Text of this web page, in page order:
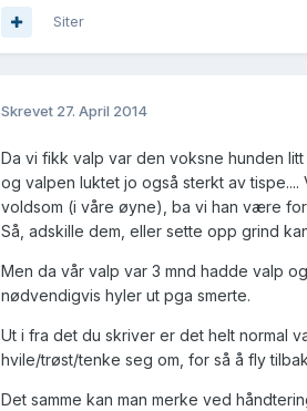
Siter
Skrevet 27. April 2014
Da vi fikk valp var den voksne hunden
og valpen luktet jo også sterkt av
voldsom (i våre øyne), ba vi han være
Så, adskille dem, eller sette opp grind
Men da vår valp var 3 mnd hadde valp
nødvendigvis hyler ut pga smerte.
Ut i fra det du skriver er det helt normal
hvile/trøst/tenke seg om, for så å fly
Det samme kan man merke ved